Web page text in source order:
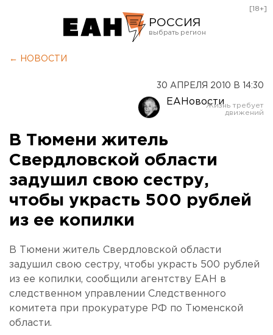
РОССИЯ
Оренбург
[18+]
← НОВОСТИ
30 АПРЕЛЯ 2010 В 14:30
ЕАНовости
В Тюмени житель
Свердловской области
задушил свою сестру,
чтобы украсть 500 рублей
из ее копилки
В Тюмени житель Свердловской области
задушил свою сестру, чтобы украсть 500 рублей
из ее копилки, сообщили агентству ЕАН в
следственном управлении Следственного
комитета при прокуратуре РФ по Тюменской
области.